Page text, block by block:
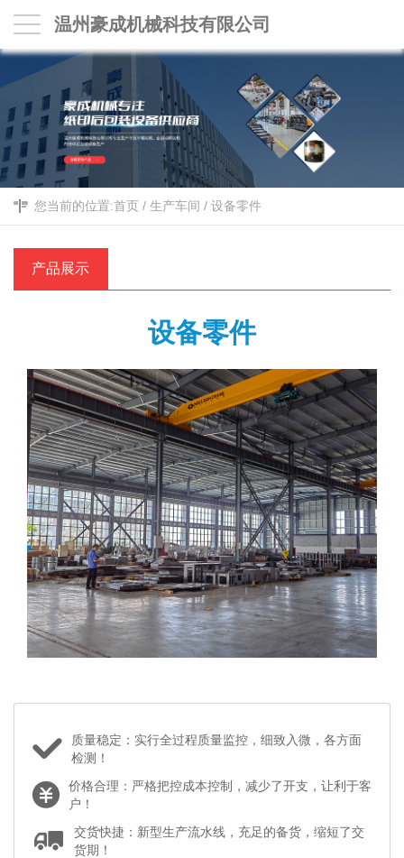
温州豪成机械科技有限公司
您当前的位置:首页 / 生产车间 / 设备零件
产品展示
设备零件
质量稳定：实行全过程质量监控，细致入微，各方面
检测！
价格合理：严格把控成本控制，减少了开支，让利于客
户！
交货快捷：新型生产流水线，充足的备货，缩短了交
货期！